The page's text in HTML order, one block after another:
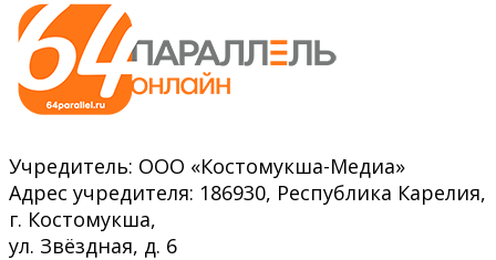
Учредитель: ООО «Костомукша-Медиа»
Адрес учредителя: 186930, Республика Карелия,
г. Костомукша,
ул. Звёздная, д. 6